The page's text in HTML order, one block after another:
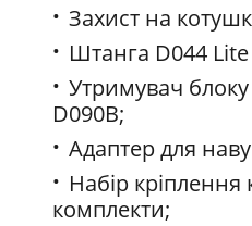
Захист на
Штанга D044 Lite
Утримувач
D090B;
Адаптер для
Набір
комплекти;